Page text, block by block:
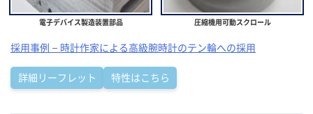
電子デバイス製造装置部品 圧縮機用可動スクロール
採用事例 – 時計作家による高級腕時計のテン輪への採用
詳細リーフレット 特性はこちら